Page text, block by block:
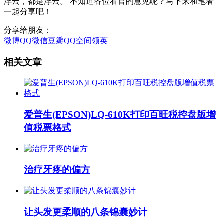
一起分享吧！
分享给朋友：
微博QQ微信豆瓣QQ空间领英
相关文章
爱普生(EPSON)LQ-610K打印百旺税控盘版增
值税票格式
治疗牙疼的偏方
让头发更柔顺的八条锦囊妙计